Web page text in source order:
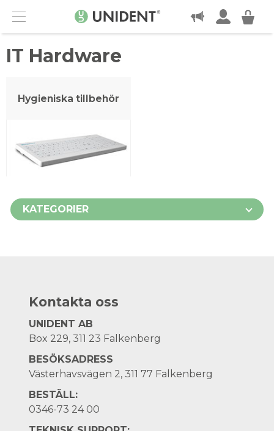
Menu
KONTAKT
IT Hardware
Hygieniska tillbehör
KATEGORIER
Kontakta oss
UNIDENT AB
Box 229, 311 23 Falkenberg
BESÖKSADRESS
Västerhavsvägen 2, 311 77 Falkenberg
BESTÄLL:
0346-73 24 00